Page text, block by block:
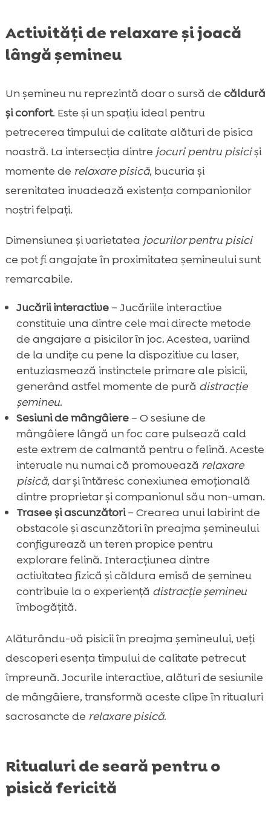
Activități de relaxare și joacă
lângă șemineu
Un șemineu nu reprezintă doar o sursă de căldură
și confort. Este și un spațiu ideal pentru
petrecerea timpului de calitate alături de pisica
noastră. La intersecția dintre jocuri pentru pisiciși
momente de relaxare pisică, bucuria și
serenitatea invadează existența companionilor
noștri felpați.
Dimensiunea și varietatea jocurilor pentru pisici
ce pot fi angajate în proximitatea șemineului sunt
remarcabile.
Jucării interactive– Jucăriile interactive
constituie una dintre cele mai directe metode
de angajare a pisicilor în joc. Acestea, variind
de la undițe cu pene la dispozitive cu laser,
entuziasmează instinctele primare ale pisicii,
generând astfel momente de pură distracție
șemineu.
Sesiuni de mângâiere– O sesiune de
mângâiere lângă un foc care pulsează cald
este extrem de calmantă pentru o felină. Aceste
intervale nu numai că promovează relaxare
pisică, dar și întăresc conexiunea emoțională
dintre proprietar și companionul său non-uman.
Trasee și ascunzători– Crearea unui labirint de
obstacole și ascunzători în preajma șemineului
configurează un teren propice pentru
explorare felină. Interacțiunea dintre
activitatea fizică și căldura emisă de șemineu
contribuie la o experiență distracție șemineu
îmbogățită.
Alăturându-vă pisicii în preajma șemineului, veți
descoperi esența timpului de calitate petrecut
împreună. Jocurile interactive, alături de sesiunile
de mângâiere, transformă aceste clipe în ritualuri
sacrosancte de relaxare pisică.
Ritualuri de seară pentru o
pisică fericită